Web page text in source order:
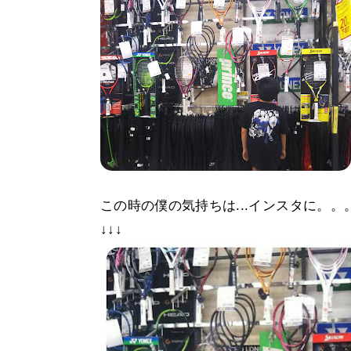
この時の僕の気持ちは...インスタに。。
↓↓↓